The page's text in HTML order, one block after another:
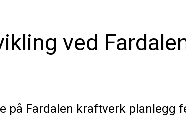
ved
på Fardalen kraftverk planlegg